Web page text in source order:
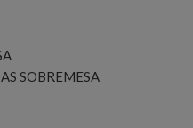
SOBREMESA